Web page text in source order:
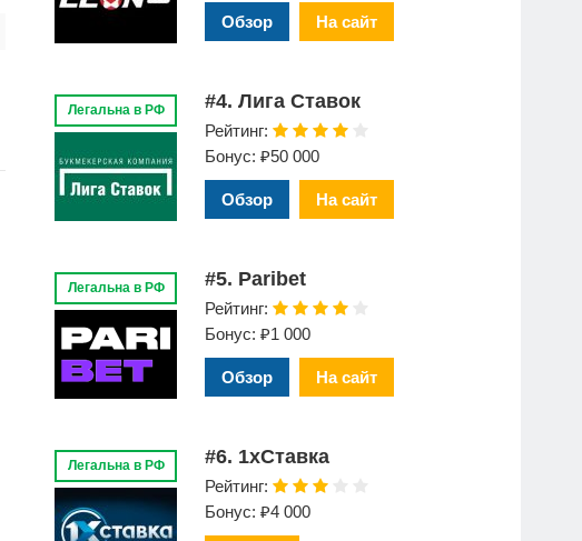
Обзор На сайт
Легальна в РФ #4. Лига Ставок
Рейтинг:
Бонус: ₽50 000
Обзор На сайт
Легальна в РФ #5. Paribet
Рейтинг:
Бонус: ₽1 000
Обзор На сайт
Легальна в РФ #6. 1xСтавка
Рейтинг:
Бонус: ₽4 000